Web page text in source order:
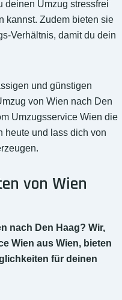
deinen Umzug stressfrei
kannst. Zudem bieten sie
Verhältnis, damit du dein
und günstigen
von Wien nach Den
Umzugsservice Wien die
heute und lass dich von
von Wien
nach Den Haag? Wir,
Wien aus Wien, bieten
für deinen